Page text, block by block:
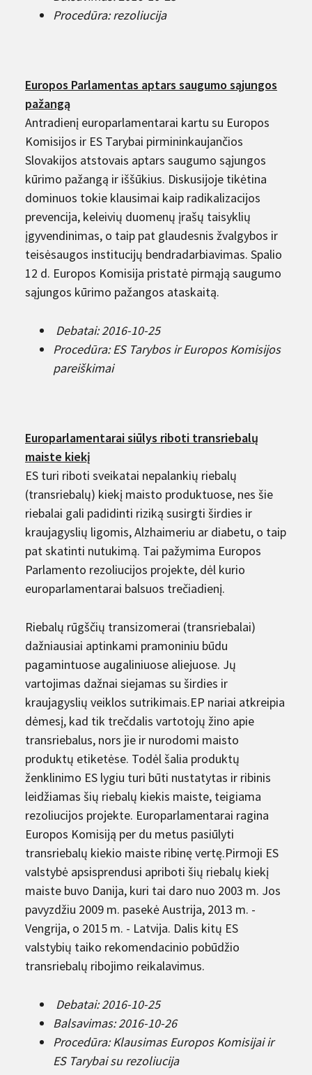
Procedūra: rezoliucija
Europos Parlamentas aptars saugumo sąjungos
pažangą
Antradienį europarlamentarai kartu su Europos
Komisijos ir ES Tarybai pirmininkaujančios
Slovakijos atstovais aptars saugumo sąjungos
kūrimo pažangą ir iššūkius. Diskusijoje tikėtina
dominuos tokie klausimai kaip radikalizacijos
prevencija, keleivių duomenų įrašų taisyklių
įgyvendinimas, o taip pat glaudesnis žvalgybos ir
teisėsaugos institucijų bendradarbiavimas. Spalio
12 d. Europos Komisija pristatė pirmąją saugumo
sąjungos kūrimo pažangos ataskaitą.
Debatai: 2016-10-25
Procedūra: ES Tarybos ir Europos Komisijos
pareiškimai
Europarlamentarai siūlys riboti transriebalų
maiste kiekį
ES turi riboti sveikatai nepalankių riebalų
(transriebalų) kiekį maisto produktuose, nes šie
riebalai gali padidinti riziką susirgti širdies ir
kraujagyslių ligomis, Alzhaimeriu ar diabetu, o taip
pat skatinti nutukimą. Tai pažymima Europos
Parlamento rezoliucijos projekte, dėl kurio
europarlamentarai balsuos trečiadienį.
Riebalų rūgščių transizomerai (transriebalai)
dažniausiai aptinkami pramoniniu būdu
pagamintuose augaliniuose aliejuose. Jų
vartojimas dažnai siejamas su širdies ir
kraujagyslių veiklos sutrikimais.EP nariai atkreipia
dėmesį, kad tik trečdalis vartotojų žino apie
transriebalus, nors jie ir nurodomi maisto
produktų etiketėse. Todėl šalia produktų
ženklinimo ES lygiu turi būti nustatytas ir ribinis
leidžiamas šių riebalų kiekis maiste, teigiama
rezoliucijos projekte. Europarlamentarai ragina
Europos Komisiją per du metus pasiūlyti
transriebalų kiekio maiste ribinę vertę.Pirmoji ES
valstybė apsisprendusi apriboti šių riebalų kiekį
maiste buvo Danija, kuri tai daro nuo 2003 m. Jos
pavyzdžiu 2009 m. pasekė Austrija, 2013 m. -
Vengrija, o 2015 m. - Latvija. Dalis kitų ES
valstybių taiko rekomendacinio pobūdžio
transriebalų ribojimo reikalavimus.
Debatai: 2016-10-25
Balsavimas: 2016-10-26
Procedūra: Klausimas Europos Komisijai ir
ES Tarybai su rezoliucija